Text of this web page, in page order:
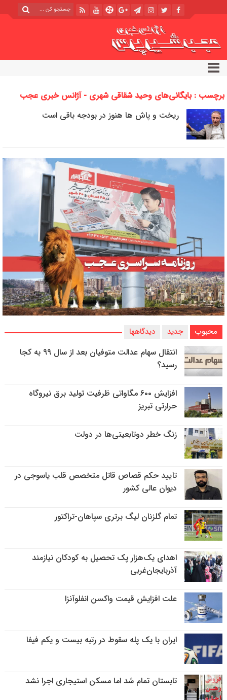
برچسب : بایگانی‌های وحید شقاقی شهری - آژانس خبری عجب
شیر پرس
ریخت و پاش ها هنوز در بودجه باقی است
محبوب جدید دیدگاهها
انتقال سهام عدالت متوفیان بعد از سال ۹۹ به کجا
رسید؟
افزایش ۶۰۰ مگاواتی ظرفیت تولید برق نیروگاه
حرارتی تبریز
زنگ خطر دوتابعیتی‌ها در دولت
تایید حکم قصاص قاتل متخصص قلب یاسوجی در
دیوان عالی کشور
تمام گلزنان لیگ‌ برتری سپاهان-تراکتور
اهدای یک‌هزار پک تحصیل به کودکان نیازمند
آذربایجان‌غربی
علت افزایش قیمت واکسن انفلوآنزا
ایران با یک پله سقوط در رتبه بیست و یکم فیفا
تابستان تمام شد اما مسکن استیجاری اجرا نشد